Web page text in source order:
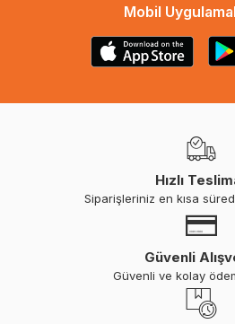
Mobil
Hızlı
Siparişleriniz en kısa
Güvenli
Güvenli ve kolay